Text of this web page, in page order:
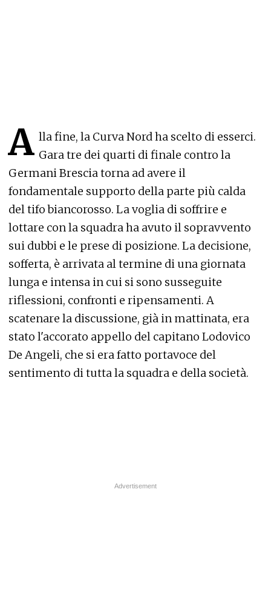
A lla fine, la Curva Nord ha scelto di esserci.
Gara tre dei quarti di finale contro la
Germani Brescia torna ad avere il
fondamentale supporto della parte più calda
del tifo biancorosso. La voglia di soffrire e
lottare con la squadra ha avuto il sopravvento
sui dubbi e le prese di posizione. La decisione,
sofferta, è arrivata al termine di una giornata
lunga e intensa in cui si sono susseguite
riflessioni, confronti e ripensamenti. A
scatenare la discussione, già in mattinata, era
stato l'accorato appello del capitano Lodovico
De Angeli, che si era fatto portavoce del
sentimento di tutta la squadra e della società.